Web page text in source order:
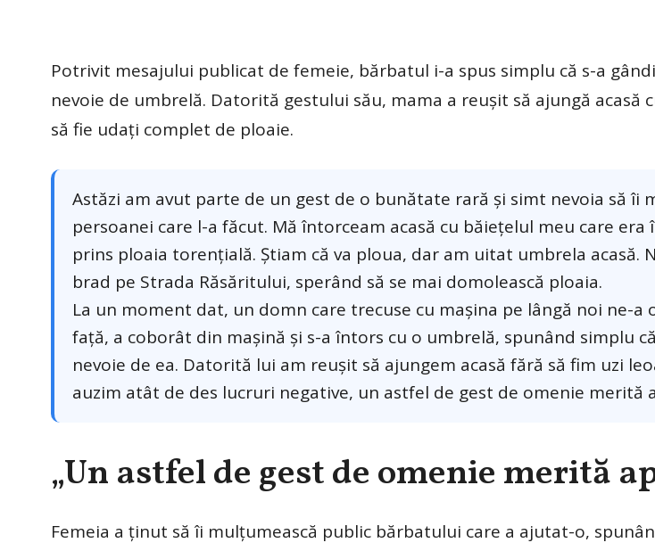
Potrivit mesajului publicat de femeie, bărbatul i-a spus simplu că s-a
nevoie de umbrelă. Datorită gestului său, mama a reușit să ajungă acasă
să fie udați complet de ploaie.
Astăzi am avut parte de un gest de o bunătate rară și simt nevoia să îi
persoanei care l-a făcut. Mă întorceam acasă cu băiețelul meu care era
prins ploaia torențială. Știam că va ploua, dar am uitat umbrela acasă.
brad pe Strada Răsăritului, sperând să se mai domolească ploaia.
La un moment dat, un domn care trecuse cu mașina pe lângă noi ne-a
față, a coborât din mașină și s-a întors cu o umbrelă, spunând simplu
nevoie de ea. Datorită lui am reușit să ajungem acasă fără să fim uzi
auzim atât de des lucruri negative, un astfel de gest de omenie merită
„Un astfel de gest de omenie merită
Femeia a ținut să îi mulțumească public bărbatului care a ajutat-o,